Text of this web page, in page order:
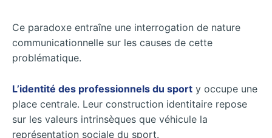
Ce paradoxe entraîne une interrogation de nature
communicationnelle sur les causes de cette
problématique.
L’identité des professionnels du sport y occupe une
place centrale. Leur construction identitaire repose
sur les valeurs intrinsèques que véhicule la
représentation sociale du sport.